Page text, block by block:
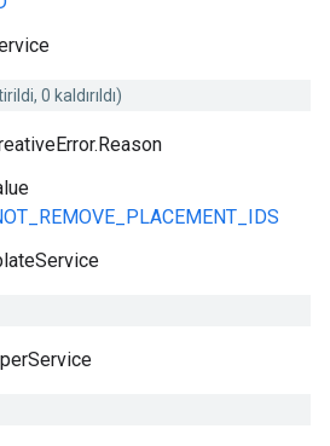
0 kaldırıldı)